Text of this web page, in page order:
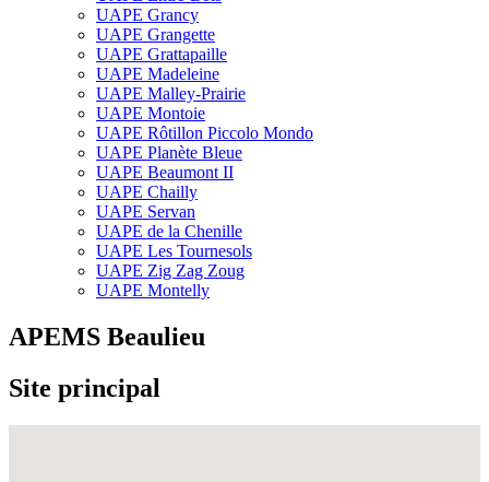
UAPE Grancy
UAPE Grangette
UAPE Grattapaille
UAPE Madeleine
UAPE Malley-Prairie
UAPE Montoie
UAPE Rôtillon Piccolo Mondo
UAPE Planète Bleue
UAPE Beaumont II
UAPE Chailly
UAPE Servan
UAPE de la Chenille
UAPE Les Tournesols
UAPE Zig Zag Zoug
UAPE Montelly
APEMS Beaulieu
Site principal